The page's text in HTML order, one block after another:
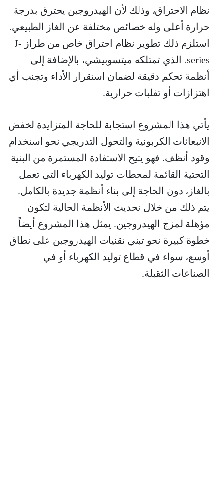
نظام الاحتراق، وذلك لأن الهيدروجين يحترق بدرجة
حرارة أعلى وله خصائص مختلفة عن الغاز الطبيعي.
استلزم ذلك تطوير نظام احتراق خاص من طراز J-
series، الذي تمتلكه ميتسوبيشي، بالإضافة إلى
أنظمة تحكم دقيقة لضمان استقرار الأداء وتجنب أي
اهتزازات أو تقلبات حرارية.
يأتي هذا المشروع استجابة للحاجة المتزايدة لخفض
الانبعاثات الكربونية والتحول التدريجي نحو استخدام
وقود أنظف. فهو يتيح الاستفادة المستمرة من البنية
التحتية القائمة لمحطات توليد الكهرباء التي تعمل
بالغاز، دون الحاجة إلى بناء أنظمة جديدة بالكامل.
يتم ذلك من خلال تحديث الأنظمة الحالية لتكون
مؤهلة لمزج الهيدروجين. يمثل هذا المشروع أيضاً
خطوة كبيرة نحو تبني تقنيات الهيدروجين على نطاق
أوسع، سواء في قطاع توليد الكهرباء أو في
الصناعات الثقيلة.